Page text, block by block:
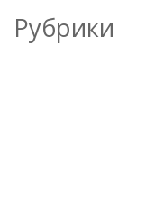
Рубрики